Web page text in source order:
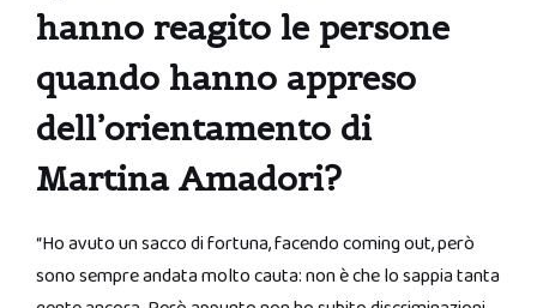
hanno reagito le persone
quando hanno appreso
dell’orientamento di
Martina Amadori?
“Ho avuto un sacco di fortuna, facendo coming out, però
sono sempre andata molto cauta: non è che lo sappia tanta